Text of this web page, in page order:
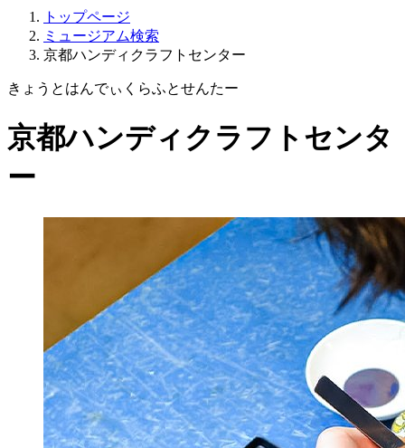
トップページ
ミュージアム検索
京都ハンディクラフトセンター
きょうとはんでぃくらふとせんたー
京都ハンディクラフトセンタ
ー